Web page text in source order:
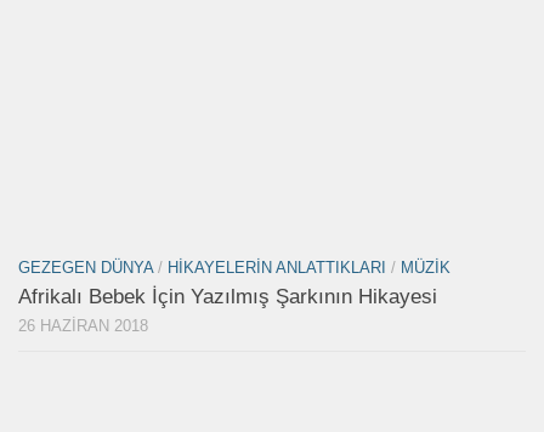
GEZEGEN DÜNYA/ HIKAYELERIN ANLATTIKLARI / MÜZIK
Afrikalı Bebek İçin Yazılmış Şarkının Hikayesi
26 HAZIRAN 2018